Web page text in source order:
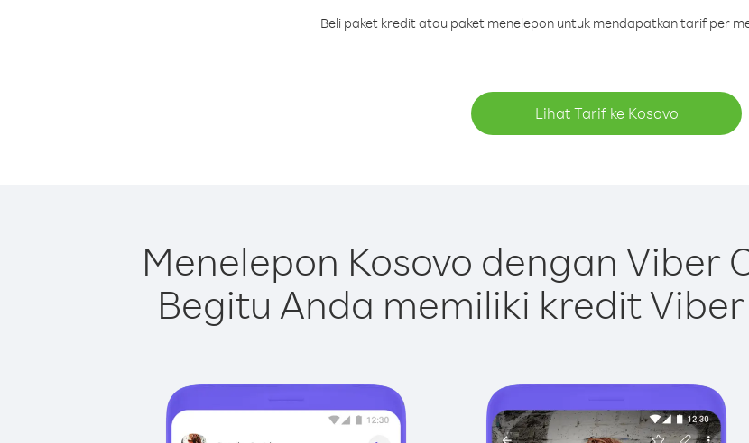
Beli paket kredit atau paket menelepon untuk mendapatkan tarif per
Lihat Tarif ke Kosovo
Menelepon Kosovo dengan Viber
Begitu Anda memiliki kredit